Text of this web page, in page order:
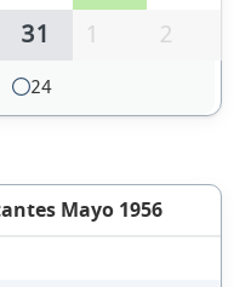
31 1 2
24
Mayo 1956